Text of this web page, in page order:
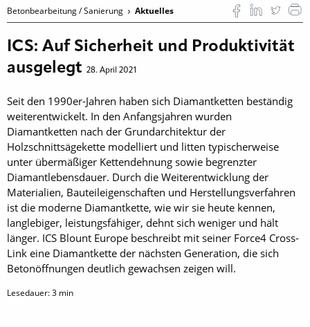
Betonbearbeitung / Sanierung Aktuelles
ICS: Auf Sicherheit und Produktivität
ausgelegt 28. April 2021
Seit den 1990er-Jahren haben sich Diamantketten beständig
weiterentwickelt. In den Anfangsjahren wurden
Diamantketten nach der Grundarchitektur der
Holzschnittsägekette modelliert und litten typischerweise
unter übermäßiger Kettendehnung sowie begrenzter
Diamantlebensdauer. Durch die Weiterentwicklung der
Materialien, Bauteileigenschaften und Herstellungsverfahren
ist die moderne Diamantkette, wie wir sie heute kennen,
langlebiger, leistungsfähiger, dehnt sich weniger und hält
länger. ICS Blount Europe beschreibt mit seiner Force4 Cross-
Link eine Diamantkette der nächsten Generation, die sich
Betonöffnungen deutlich gewachsen zeigen will.
Lesedauer:3 min